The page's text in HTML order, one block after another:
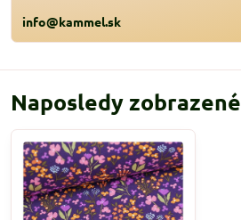
info@kammel.sk
Naposledy zobrazené